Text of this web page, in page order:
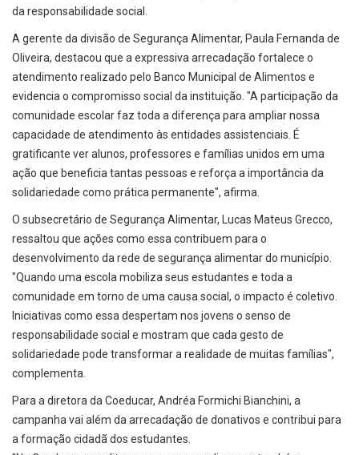
da responsabilidade social.
A gerente da divisão de Segurança Alimentar, Paula Fernanda de
Oliveira, destacou que a expressiva arrecadação fortalece o
atendimento realizado pelo Banco Municipal de Alimentos e
evidencia o compromisso social da instituição. "A participação da
comunidade escolar faz toda a diferença para ampliar nossa
capacidade de atendimento às entidades assistenciais. É
gratificante ver alunos, professores e famílias unidos em uma
ação que beneficia tantas pessoas e reforça a importância da
solidariedade como prática permanente", afirma.
O subsecretário de Segurança Alimentar, Lucas Mateus Grecco,
ressaltou que ações como essa contribuem para o
desenvolvimento da rede de segurança alimentar do município.
"Quando uma escola mobiliza seus estudantes e toda a
comunidade em torno de uma causa social, o impacto é coletivo.
Iniciativas como essa despertam nos jovens o senso de
responsabilidade social e mostram que cada gesto de
solidariedade pode transformar a realidade de muitas famílias",
complementa.
Para a diretora da Coeducar, Andréa Formichi Bianchini, a
campanha vai além da arrecadação de donativos e contribui para
a formação cidadã dos estudantes.